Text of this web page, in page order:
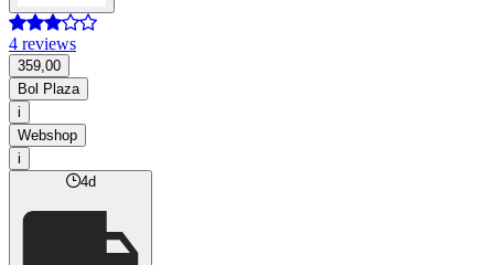
4 reviews
359,00
Bol Plaza
i
Webshop
i
4d